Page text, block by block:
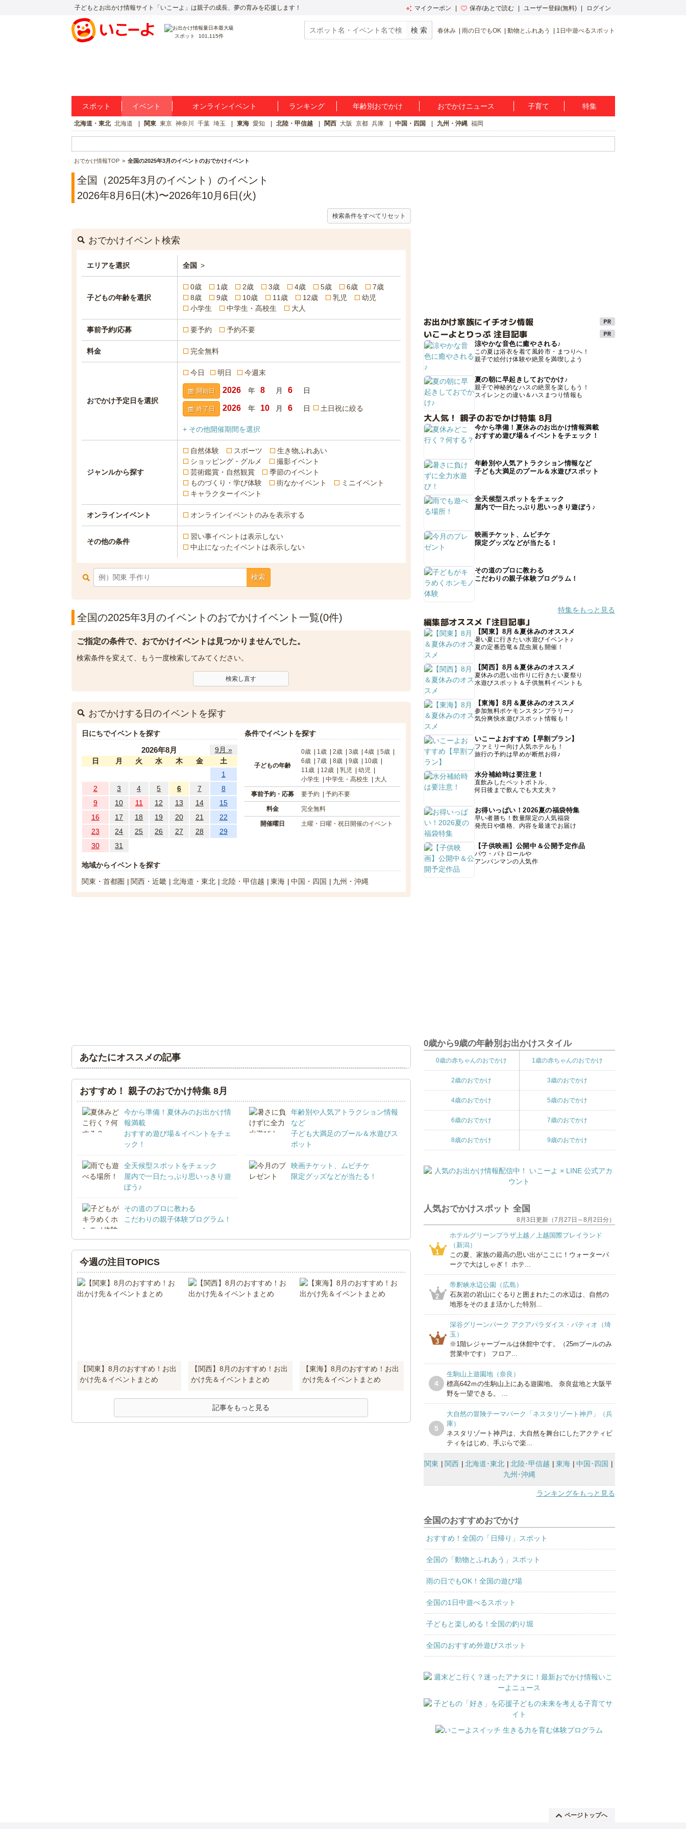
子どもとお出かけ情報サイト「いこーよ」は親子の成長、夢の育みを応援します！ マイクーポン 保存/あとで読む ユーザー登録(無料) ログイン
スポット 101,115件
春休み 雨の日でもOK 動物とふれあう 1日中遊べるスポット
スポット イベント オンラインイベント ランキング 年齢別おでかけ おでかけニュース 子育て 特集
北海道・東北 北海道 関東 東京 神奈川 千葉 埼玉 東海 愛知 北陸・甲信越 関西 大阪 京都 兵庫 中国・四国 九州・沖縄 福岡
おでかけ情報TOP 全国の2025年3月のイベントのおでかけイベント
全国（2025年3月のイベント）のイベント
2026年8月6日(木)〜2026年10月6日(火)
検索条件をすべてリセット
おでかけイベント検索
エリアを選択 全国 >
子どもの年齢を選択
0歳 1歳 2歳 3歳 4歳 5歳 6歳
7歳
8歳
9歳 10歳 11歳 12歳 乳児
幼児
小学生
中学生・高校生 大人
事前予約/応募 要予約 予約不要
料金 完全無料
おでかけ予定日を選択
今日 明日 今週末
開始日 年 月 日
終了日 年 月 日 土日祝に絞る
+ その他開催期間を選択
ジャンルから探す
自然体験 スポーツ
生き物ふれあい
ショッピング・グルメ
撮影イベント
芸術鑑賞・自然観賞
季節のイベント
ものづくり・学び体験
街なかイベント
ミニイベント
キャラクターイベント
オンラインイベント オンラインイベントのみを表示する
その他の条件
習い事イベントは表示しない
中止になったイベントは表示しない
検索
全国の2025年3月のイベントのおでかけイベント一覧(0件)
ご指定の条件で、おでかけイベントは見つかりませんでした。
検索条件を変えて、もう一度検索してみてください。
検索し直す
おでかけする日のイベントを探す
日にちでイベントを探す
2026年8月
9月 »
日
月 火 水 木 金
土
1
2
3 4 5 6 7
8
9
10 11 12 13 14
15
16
17 18 19 20 21
22
23
24 25 26 27 28
29
30
31
条件でイベントを探す
子どもの年齢
0歳 1歳 2歳 3歳 4歳
5歳
6歳
7歳 8歳 9歳
10歳
11歳
12歳 乳児
幼児
小学生
中学生・高校生 大人
事前予約・応募 要予約 予約不要
料金 完全無料
開催曜日 土曜・日曜・祝日開催のイベント
地域からイベントを探す
関東・首都圏
関西・近畿 北海道・東北 北陸・甲信越 東海 中国・四国 九州・沖縄
あなたにオススメの記事
おすすめ！ 親子のおでかけ特集 8月
今から準備！夏休みのお出かけ情
報満載
おすすめ遊び場＆イベントをチェ
ック！
年齢別や人気アトラクション情報
など
子ども大満足のプール＆水遊びス
ポット
全天候型スポットをチェック
屋内で一日たっぷり思いっきり遊
ぼう♪
映画チケット、ムビチケ
限定グッズなどが当たる！
その道のプロに教わる
こだわりの親子体験プログラム！
今週の注目TOPICS
【関東】8月のおすすめ！お出
かけ先＆イベントまとめ
【関西】8月のおすすめ！お出
かけ先＆イベントまとめ
【東海】8月のおすすめ！お出
かけ先＆イベントまとめ
記事をもっと見る
お出かけ家族にイチオシ情報
いこーよとりっぷ 注目記事
涼やかな音色に癒やされる♪
この夏は浴衣を着て風鈴市・まつりへ！
親子で絵付け体験や絶景を満喫しよう
夏の朝に早起きしておでかけ♪
親子で神秘的なハスの絶景を楽しもう！
スイレンとの違い＆ハスまつり情報も
大人気！ 親子のおでかけ特集 8月
今から準備！夏休みのお出かけ情報満載
おすすめ遊び場＆イベントをチェック！
年齢別や人気アトラクション情報など
子ども大満足のプール＆水遊びスポット
全天候型スポットをチェック
屋内で一日たっぷり思いっきり遊ぼう♪
映画チケット、ムビチケ
限定グッズなどが当たる！
その道のプロに教わる
こだわりの親子体験プログラム！
特集をもっと見る
編集部オススメ「注目記事」
【関東】8月＆夏休みのオススメ
暑い夏に行きたい水遊びイベント♪
夏の定番恐竜＆昆虫展も開催！
【関西】8月＆夏休みのオススメ
夏休みの思い出作りに行きたい夏祭り
水遊びスポット＆子供無料イベントも
【東海】8月＆夏休みのオススメ
参加無料ポケモンスタンプラリー♪
気分爽快水遊びスポット情報も！
いこーよおすすめ【早割プラン】
ファミリー向け人気ホテルも！
旅行の予約は早めが断然お得♪
水分補給時は要注意！
直飲みしたペットボトル、
何日後まで飲んでも大丈夫？
お得いっぱい！2026夏の福袋特集
早い者勝ち！数量限定の人気福袋
発売日や価格、内容を最速でお届け
【子供映画】公開中＆公開予定作品
パウ・パトロールや
アンパンマンの人気作
0歳から9歳の年齢別お出かけスタイル
0歳の赤ちゃんのおでかけ 1歳の赤ちゃんのおでかけ
2歳のおでかけ 3歳のおでかけ
4歳のおでかけ 5歳のおでかけ
6歳のおでかけ 7歳のおでかけ
8歳のおでかけ 9歳のおでかけ
人気おでかけスポット 全国
8月3日更新（7月27日～8月2日分）
1
ホテルグリーンプラザ上越／上越国際プレイランド
（新潟）
この夏、家族の最高の思い出がここに！ウォーターパ
ークで大はしゃぎ！ ホテ...
2
帝釈峡水辺公園（広島）
石灰岩の岩山にぐるりと囲まれたこの水辺は、自然の
地形をそのまま活かした特別...
3
深谷グリーンパーク アクアパラダイス・パティオ（埼
玉）
※1階レジャープールは休館中です。（25mプールのみ
営業中です） フロア...
4
生駒山上遊園地（奈良）
標高642ｍの生駒山上にある遊園地。 奈良盆地と大阪平
野を一望できる。 ...
5
大自然の冒険テーマパーク「ネスタリゾート神戸」（兵
庫）
ネスタリゾート神戸は、大自然を舞台にしたアクティビ
ティをはじめ、手ぶらで楽...
関東 関西 北海道･東北 北陸･甲信越 東海
中国･四国
九州･沖縄
ランキングをもっと見る
全国のおすすめおでかけ
おすすめ！全国の「日帰り」スポット
全国の「動物とふれあう」スポット
雨の日でもOK！全国の遊び場
全国の1日中遊べるスポット
子どもと楽しめる！全国の釣り堀
全国のおすすめ外遊びスポット
ページトップへ